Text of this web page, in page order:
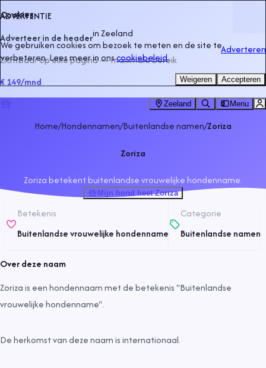
ADVERTENTIE
Adverteer in de headerinZeeland
Zichtbaar op elke pagina — maximale bereik
€ 149/mnd
Adverteren
Zeeland Menu
Home/Hondennamen/Buitenlandse namen/Zoriza
Zoriza
Zoriza betekent buitenlandse vrouwelijke hondenname.
Mijn hond heet Zoriza
Betekenis
Buitenlandse vrouwelijke hondenname
Categorie
Buitenlandse namen
Over deze naam
Zoriza is een hondennaam met de betekenis "Buitenlandse
vrouwelijke hondenname".
De herkomst van deze naam isinternationaal.
Cookies
We gebruiken cookies om bezoek te meten en de site te
verbeteren. Lees meer in onscookiebeleid.
Weigeren Accepteren